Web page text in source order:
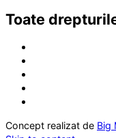
Toate
Concept realizat de Big